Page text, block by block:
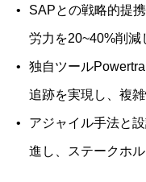
SAPとの戦略的提
労力を20~40%削減
独自ツール
追跡を実現し、複
アジャイル手法と
進し、ステークホ